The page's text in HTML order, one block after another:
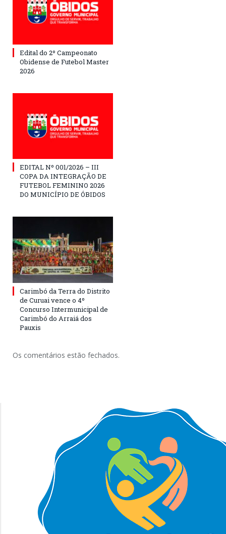
Edital do 2º Campeonato
Obidense de Futebol Master
2026
EDITAL Nº 001/2026 – III
COPA DA INTEGRAÇÃO DE
FUTEBOL FEMININO 2026
DO MUNICÍPIO DE ÓBIDOS
Carimbó da Terra do Distrito
de Curuai vence o 4º
Concurso Intermunicipal de
Carimbó do Arraiá dos
Pauxis
Os comentários estão fechados.